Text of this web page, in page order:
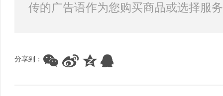
传的广告语作为您购买商品或选择服
分享到：